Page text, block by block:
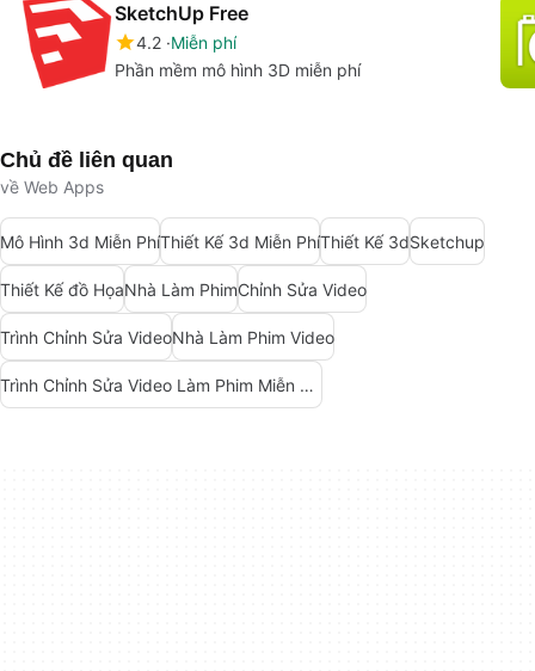
SketchUp Free
4.2 Miễn phí
Phần mềm mô hình 3D miễn phí
Chủ đề liên quan
về Web Apps
Mô Hình 3d Miễn PhíThiết Kế 3d Miễn PhíThiết Kế 3dSketchup
Thiết Kế đồ HọaNhà Làm PhimChỉnh Sửa Video
Trình Chỉnh Sửa VideoNhà Làm Phim Video
Trình Chỉnh Sửa Video Làm Phim Miễn Phí